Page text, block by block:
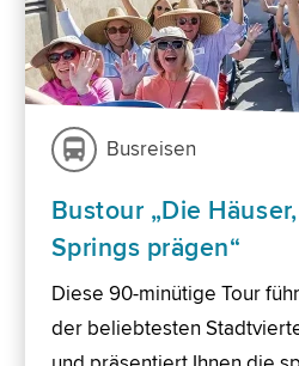
Busreisen
Bustour „Die
Springs prägen“
Diese 90-minütige Tour
der beliebtesten